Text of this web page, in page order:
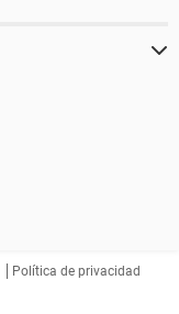
Política de privacidad